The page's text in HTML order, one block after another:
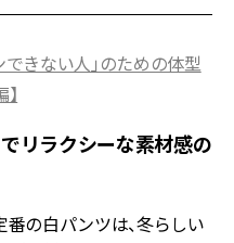
できない人」のための体型
リラクシーな素材感の
番の白パンツは、冬らしい